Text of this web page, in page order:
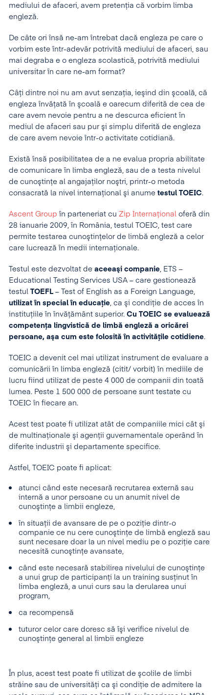
mediului de afaceri, avem pretenţia că vorbim limba
engleză.
De câte ori însă ne-am întrebat dacă engleza pe care o
vorbim este într-adevăr potrivită mediului de afaceri, sau
mai degraba e o engleza scolastică, potrivită mediului
universitar în care ne-am format?
Câţi dintre noi nu am avut senzaţia, ieşind din şcoală, că
engleza învăţată în şcoală e oarecum diferită de cea de
care avem nevoie pentru a ne descurca eficient în
mediul de afaceri sau pur şi simplu diferită de engleza
de care avem nevoie într-o activitate cotidiană.
Există însă posibilitatea de a ne evalua propria abilitate
de comunicare în limba engleză, sau de a testa nivelul
de cunoştinţe al angajaţilor noştri, printr-o metoda
consacrată la nivel internaţional şi anume testul TOEIC.
Ascent Groupîn parteneriat cu Zip Internaţional oferă din
28 ianuarie 2009, în România, testul TOEIC, test care
permite testarea cunoştinţelor de limbă engleză a celor
care lucrează în medii internaţionale.
Testul este dezvoltat de aceeaşi companie, ETS –
Educational Testing Services USA – care gestionează
testul TOEFL – Test of English as a Foreign Language,
utilizat în special în educaţie, ca şi condiţie de acces în
instituţiile în învăţământ superior. Cu TOEIC se evaluează
competenţa lingvistică de limbă engleză a oricărei
persoane, aşa cum este folosită în activităţile cotidiene.
TOEIC a devenit cel mai utilizat instrument de evaluare a
comunicării în limba engleză (citit/ vorbit) în mediile de
lucru fiind utilizat de peste 4 000 de companii din toată
lumea. Peste 1 500 000 de persoane sunt testate cu
TOEIC în fiecare an.
Acest test poate fi utilizat atât de companiile mici cât şi
de multinaţionale şi agenţii guvernamentale operând în
diferite industrii şi departamente specifice.
Astfel, TOEIC poate fi aplicat:
atunci când este necesară recrutarea externă sau
internă a unor persoane cu un anumit nivel de
cunoştinţe a limbii engleze,
în situaţii de avansare de pe o poziţie dintr-o
companie ce nu cere cunoştinţe de limbă engleză sau
sunt necesare doar la un nivel mediu pe o poziţie care
necesită cunoştinţe avansate,
când este necesară stabilirea nivelului de cunoştinţe
a unui grup de participanţi la un training susţinut în
limba engleză, a unui curs sau la derularea unui
program,
ca recompensă
tuturor celor care doresc să îşi verifice nivelul de
cunoştinţe general al limbii engleze
În plus, acest test poate fi utilizat de şcolile de limbi
străine sau de universităţi ca şi condiţie de admitere la